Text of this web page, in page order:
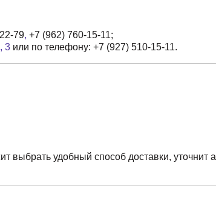
79, +7 (962) 760-15-11;
3 или по телефону: +7 (927) 510-15-11.
выбрать удобный способ доставки, уточнит